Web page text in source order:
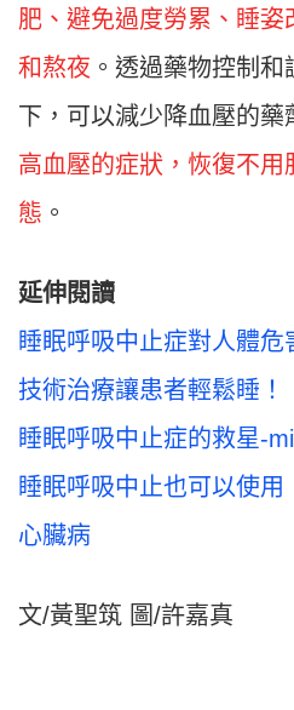
肥、避免過度勞累、睡姿
和熬夜 。透過藥物控制
下，可以減少降血壓的藥
高血壓的症狀，恢復不用
態 。
延伸閱讀
睡眠呼吸中止症對人體
技術治療讓患者輕鬆睡！
睡眠呼吸中止症的救星-
睡眠呼吸中止也可以使
心臟病
文/黃聖筑 圖/許嘉真